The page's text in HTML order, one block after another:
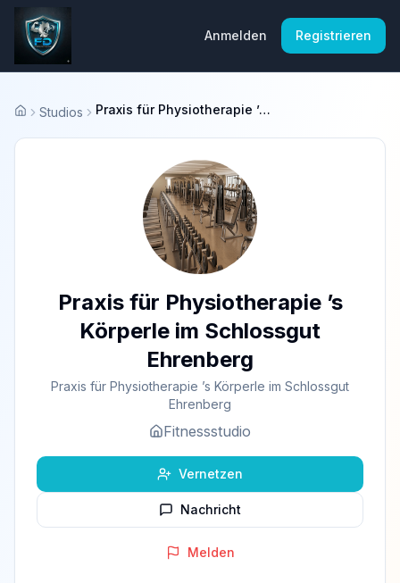
Anmelden Registrieren
Startseite
Studios Praxis für Physiotherapie ’s Körperle im Schlossgut Ehrenberg
Praxis für Physiotherapie ’s
Körperle im Schlossgut
Ehrenberg
Praxis für Physiotherapie ’s Körperle im Schlossgut
Ehrenberg
Fitnessstudio
Vernetzen
Nachricht
Melden